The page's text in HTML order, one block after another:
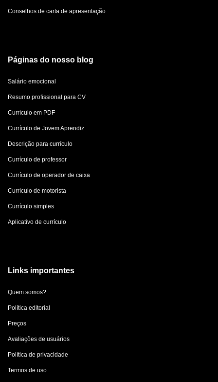
Conselhos de carta de apresentação
Páginas do nosso blog
Salário emocional
Resumo profissional para CV
Currículo em PDF
Currículo de Jovem Aprendiz
Descrição para currículo
Currículo de professor
Currículo de operador de caixa
Currículo de motorista
Currículo simples
Aplicativo de currículo
Links importantes
Quem somos?
Política editorial
Preços
Avaliações de usuários
Política de privacidade
Termos de uso